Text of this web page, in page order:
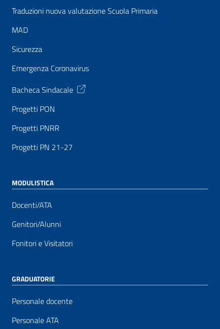
Traduzioni nuova valutazione Scuola Primaria
MAD
Sicurezza
Emergenza Coronavirus
Bacheca Sindacale
Progetti PON
Progetti PNRR
Progetti PN 21-27
MODULISTICA
Docenti/ATA
Genitori/Alunni
Fonitori e Visitatori
GRADUATORIE
Personale docente
Personale ATA